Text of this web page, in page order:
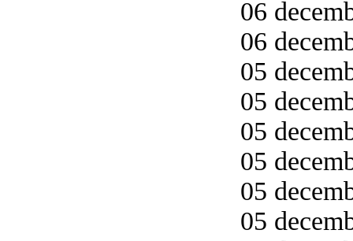
06
06
05
05
05
05
05
05